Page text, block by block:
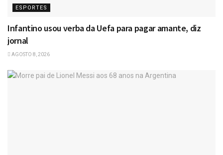
ESPORTES
Infantino usou verba da Uefa para pagar amante, diz
jornal
AGOSTO 8, 2026